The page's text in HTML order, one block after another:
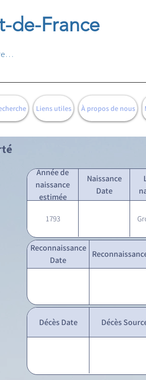
de-France
Liens utiles À propos de nous
Année de
naissance
estimée
Naissance
Date
1793
Reconnaissance
Date
Décès Date Décès